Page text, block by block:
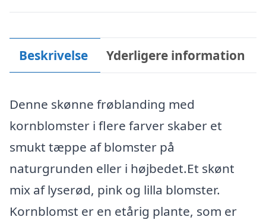
Beskrivelse Yderligere information
Denne skønne frøblanding med
kornblomster i flere farver skaber et
smukt tæppe af blomster på
naturgrunden eller i højbedet.Et skønt
mix af lyserød, pink og lilla blomster.
Kornblomst er en etårig plante, som er